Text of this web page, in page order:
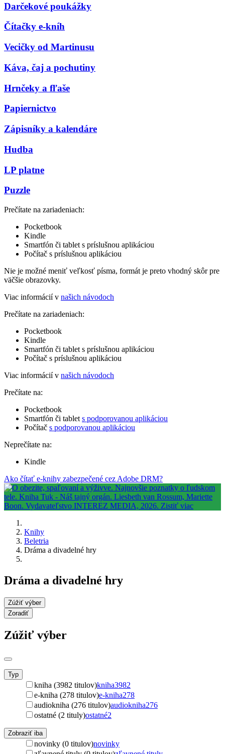
Darčekové poukážky
Čítačky e-kníh
Vecičky od Martinusu
Káva, čaj a pochutiny
Hrnčeky a fľaše
Papiernictvo
Zápisníky a kalendáre
Hudba
LP platne
Puzzle
Prečítate na zariadeniach:
Pocketbook
Kindle
Smartfón či tablet s príslušnou aplikáciou
Počítač s príslušnou aplikáciou
Nie je možné meniť veľkosť písma, formát je preto vhodný skôr pre
väčšie obrazovky.
Viac informácií v našich návodoch
Prečítate na zariadeniach:
Pocketbook
Kindle
Smartfón či tablet s príslušnou aplikáciou
Počítač s príslušnou aplikáciou
Viac informácií v našich návodoch
Prečítate na:
Pocketbook
Smartfón či tablet s podporovanou aplikáciou
Počítač s podporovanou aplikáciou
Neprečítate na:
Kindle
Ako čítať e-knihy zabezpečené cez Adobe DRM?
Knihy
Beletria
Dráma a divadelné hry
Dráma a divadelné hry
Zúžiť výber
Zoradiť
Zúžiť výber
Typ
kniha (3982 titulov)kniha3982
e-kniha (278 titulov)e-kniha278
audiokniha (276 titulov)audiokniha276
ostatné (2 tituly)ostatné2
Zobraziť iba
novinky (0 titulov)novinky